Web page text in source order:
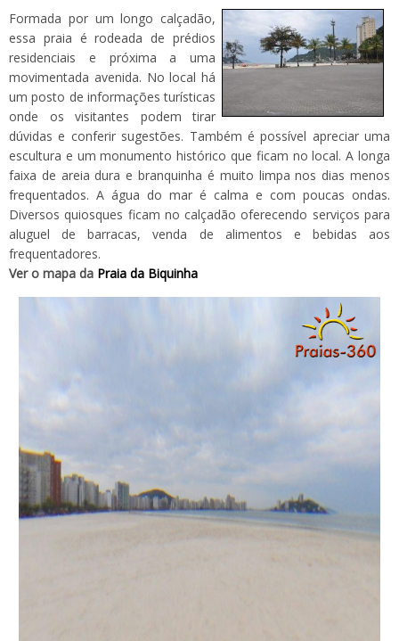
Formada por um longo calçadão,
essa praia é rodeada de prédios
residenciais e próxima a uma
movimentada avenida. No local há
um posto de informações turísticas
onde os visitantes podem tirar
dúvidas e conferir sugestões. Também é possível apreciar uma
escultura e um monumento histórico que ficam no local. A longa
faixa de areia dura e branquinha é muito limpa nos dias menos
frequentados. A água do mar é calma e com poucas ondas.
Diversos quiosques ficam no calçadão oferecendo serviços para
aluguel de barracas, venda de alimentos e bebidas aos
frequentadores.
Ver o mapa da Praia da Biquinha